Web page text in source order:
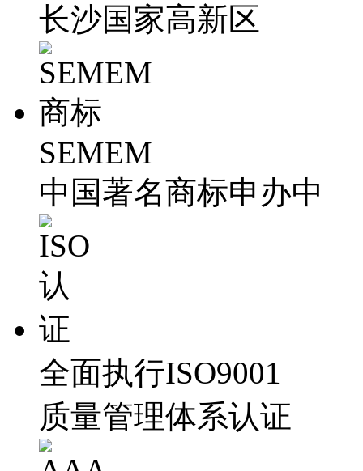
长沙国家高新区
SEMEM
中国著名商标申办中
全面执行ISO9001
质量管理体系认证